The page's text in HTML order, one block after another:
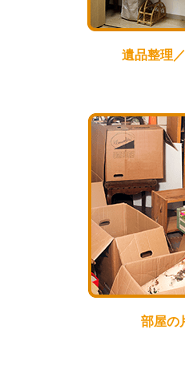
遺品整理
部屋の